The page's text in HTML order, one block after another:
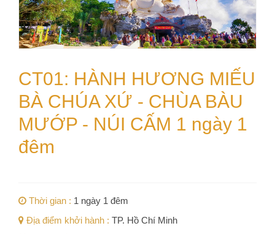
CT01: HÀNH HƯƠNG MIẾU
BÀ CHÚA XỨ - CHÙA BÀU
MƯỚP - NÚI CẤM 1 ngày 1
đêm
Thời gian : 1 ngày 1 đêm
Địa điểm khởi hành : TP. Hồ Chí Minh